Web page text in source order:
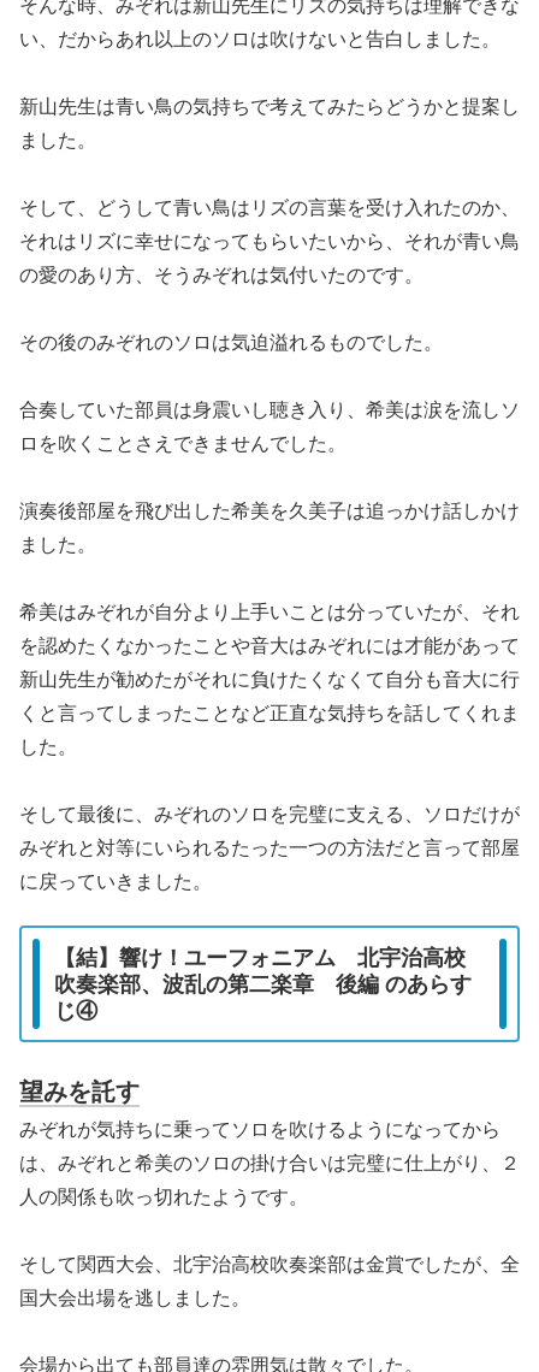
そんな時、みぞれは新山先生にリズの気持ちは理解できな
い、だからあれ以上のソロは吹けないと告白しました。
新山先生は青い鳥の気持ちで考えてみたらどうかと提案し
ました。
そして、どうして青い鳥はリズの言葉を受け入れたのか、
それはリズに幸せになってもらいたいから、それが青い鳥
の愛のあり方、そうみぞれは気付いたのです。
その後のみぞれのソロは気迫溢れるものでした。
合奏していた部員は身震いし聴き入り、希美は涙を流しソ
ロを吹くことさえできませんでした。
演奏後部屋を飛び出した希美を久美子は追っかけ話しかけ
ました。
希美はみぞれが自分より上手いことは分っていたが、それ
を認めたくなかったことや音大はみぞれには才能があって
新山先生が勧めたがそれに負けたくなくて自分も音大に行
くと言ってしまったことなど正直な気持ちを話してくれま
した。
そして最後に、みぞれのソロを完璧に支える、ソロだけが
みぞれと対等にいられるたった一つの方法だと言って部屋
に戻っていきました。
【結】響け！ユーフォニアム 北宇治高校
吹奏楽部、波乱の第二楽章 後編 のあらす
じ④
望みを託す
みぞれが気持ちに乗ってソロを吹けるようになってから
は、みぞれと希美のソロの掛け合いは完璧に仕上がり、２
人の関係も吹っ切れたようです。
そして関西大会、北宇治高校吹奏楽部は金賞でしたが、全
国大会出場を逃しました。
会場から出ても部員達の雰囲気は散々でした。